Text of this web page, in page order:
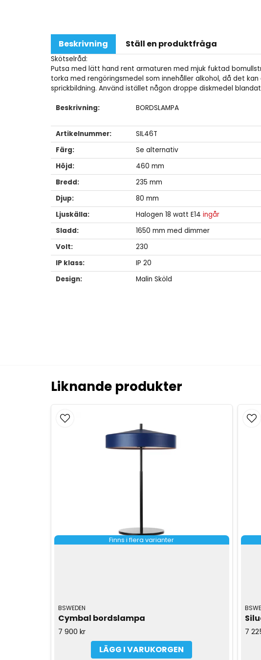
Beskrivning Ställ en produktfråga
Skötselråd:
Putsa med lätt hand rent armaturen med mjuk fuktad
torka med rengöringsmedel som innehåller alkohol, då det kan
sprickbildning. Använd istället någon droppe diskmedel
Beskrivning: BORDSLAMPA
Artikelnummer:
SIL46T
Färg:
Se alternativ
Höjd:
460 mm
Bredd:
235 mm
Djup:
80 mm
Ljuskälla:
Halogen 18 watt E14ingår
Sladd:
1650 mm med dimmer
Volt:
230
IP klass:
IP 20
Design:
Malin Sköld
Liknande produkter
Finns i flera varianter
BSWEDEN
Cymbal bordslampa
7 900 kr
LÄGG I VARUKORGEN
7